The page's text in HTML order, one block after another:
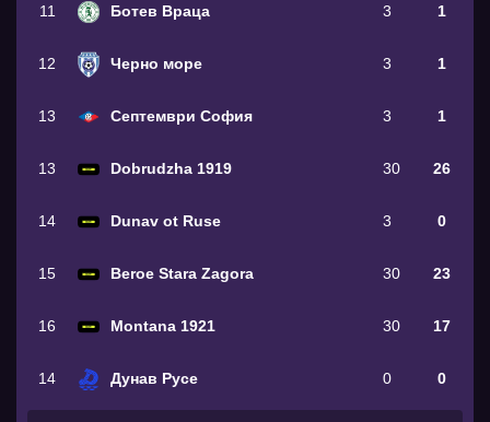
11 Ботев Враца 3 1
12 Черно море 3 1
13 Септември София 3 1
13 Dobrudzha 1919 30 26
14 Dunav ot Ruse 3 0
15 Beroe Stara Zagora 30 23
16 Montana 1921 30 17
14 Дунав Русе 0 0